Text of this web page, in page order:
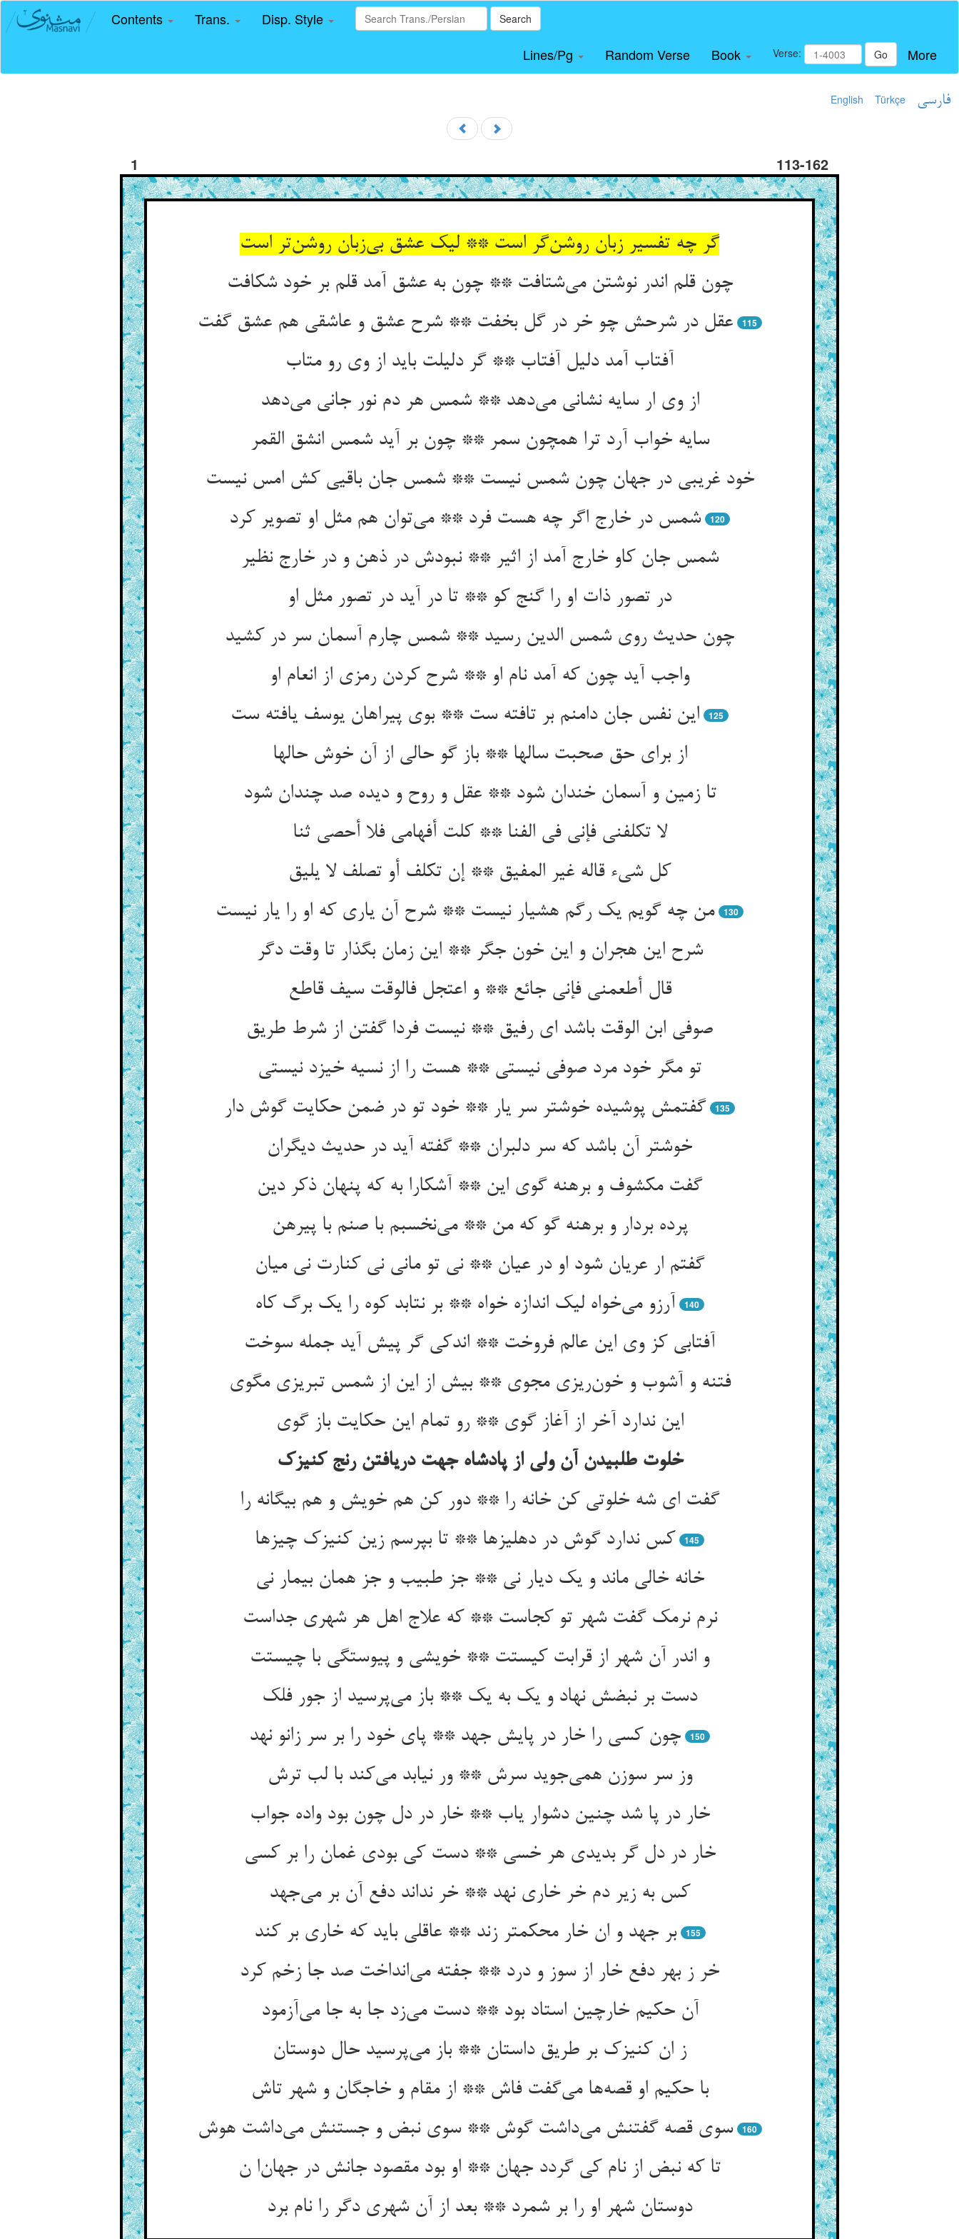
Contents Trans. Disp. Style Search
Lines/Pg Random Verse Book Verse: Go More
English Türkçe فارسی
1 113-162
چون قلم اندر نوشتن می‌‌شتافت ** چون به عشق آمد قلم بر خود شکافت‌‌
عقل در شرحش چو خر در گل بخفت ** شرح عشق و عاشقی هم عشق گفت‌‌
115
از وی ار سایه نشانی می‌‌دهد ** شمس هر دم نور جانی می‌‌دهد
سایه خواب آرد ترا همچون سمر ** چون بر آید شمس انشق القمر
خود غریبی در جهان چون شمس نیست ** شمس جان باقیی کش امس نیست‌‌
شمس در خارج اگر چه هست فرد ** می‌‌توان هم مثل او تصویر کرد
120
شمس جان کاو خارج آمد از اثیر ** نبودش در ذهن و در خارج نظیر
در تصور ذات او را گنج کو ** تا در آید در تصور مثل او
چون حدیث روی شمس الدین رسید ** شمس چارم آسمان سر در کشید
واجب آید چون که آمد نام او ** شرح کردن رمزی از انعام او
125
از برای حق صحبت سالها ** باز گو حالی از آن خوش حالها
تا زمین و آسمان خندان شود ** عقل و روح و دیده صد چندان شود
لا تکلفنی فإنی فی الفنا ** کلت أفهامی فلا أحصی ثنا
130
شرح این هجران و این خون جگر ** این زمان بگذار تا وقت دگر
قال أطعمنی فإنی جائع ** و اعتجل فالوقت سیف قاطع‌‌
گفتمش پوشیده خوشتر سر یار ** خود تو در ضمن حکایت گوش دار
135
پرده بردار و برهنه گو که من ** می‌‌نخسبم با صنم با پیرهن‌‌
140
فتنه و آشوب و خون‌‌ریزی مجوی ** بیش از این از شمس تبریزی مگوی‌‌
این ندارد آخر از آغاز گوی ** رو تمام این حکایت باز گوی‌‌
خلوت طلبیدن آن ولی از پادشاه جهت دریافتن رنج کنیزک‌‌
گفت ای شه خلوتی کن خانه را ** دور کن هم خویش و هم بیگانه را
کس ندارد گوش در دهلیزها ** تا بپرسم زین کنیزک چیزها
145
خانه خالی ماند و یک دیار نی ** جز طبیب و جز همان بیمار نی‌‌
نرم نرمک گفت شهر تو کجاست ** که علاج اهل هر شهری جداست‌‌
چون کسی را خار در پایش جهد ** پای خود را بر سر زانو نهد
150
وز سر سوزن همی‌‌جوید سرش ** ور نیابد می‌‌کند با لب ترش‌‌
خار در پا شد چنین دشوار یاب ** خار در دل چون بود واده جواب‌‌
خار در دل گر بدیدی هر خسی ** دست کی بودی غمان را بر کسی‌‌
کس به زیر دم خر خاری نهد ** خر نداند دفع آن بر می‌‌جهد
بر جهد و ان خار محکمتر زند ** عاقلی باید که خاری بر کند
155
خر ز بهر دفع خار از سوز و درد ** جفته می‌‌انداخت صد جا زخم کرد
آن حکیم خارچین استاد بود ** دست می‌‌زد جا به جا می‌‌آزمود
با حکیم او قصه‌‌ها می‌‌گفت فاش ** از مقام و خاجگان و شهر تاش‌‌
سوی قصه گفتنش می‌‌داشت گوش ** سوی نبض و جستنش می‌‌داشت هوش‌‌
160
دوستان شهر او را بر شمرد ** بعد از آن شهری دگر را نام برد